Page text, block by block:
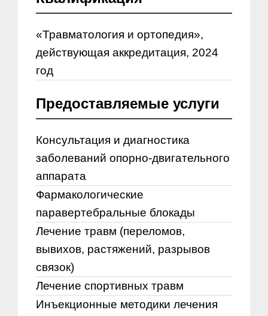
«Травматология и ортопедия»,
действующая аккредитация, 2024
год
Предоставляемые услуги
Консультация и диагностика
заболеваний опорно-двигательного
аппарата
Фармакологические
паравертебральные блокады
Лечение травм (переломов,
вывихов, растяжений, разрывов
связок)
Лечение спортивных травм
Инъекционные методики лечения